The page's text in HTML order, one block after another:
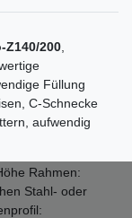
Z140/200
Füllung
C-Schnecke
aufwendig
Rahmen:
Stahl- oder